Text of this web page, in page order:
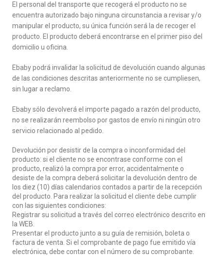
El personal del transporte que recogerá el producto no se
encuentra autorizado bajo ninguna circunstancia a revisar y/o
manipular el producto, su única función será la de recoger el
producto. El producto deberá encontrarse en el primer piso del
domicilio u oficina.
Ebaby podrá invalidar la solicitud de devolución cuando algunas
de las condiciones descritas anteriormente no se cumpliesen,
sin lugar a reclamo.
Ebaby sólo devolverá el importe pagado a razón del producto,
no se realizarán reembolso por gastos de envío ni ningún otro
servicio relacionado al pedido.
Devolución por desistir de la compra o inconformidad del
producto: si el cliente no se encontrase conforme con el
producto, realizó la compra por error, accidentalmente o
desiste de la compra deberá solicitar la devolución dentro de
los diez (10) días calendarios contados a partir de la recepción
del producto. Para realizar la solicitud el cliente debe cumplir
con las siguientes condiciones:
Registrar su solicitud a través del correo electrónico descrito en
la WEB.
Presentar el producto junto a su guía de remisión, boleta o
factura de venta. Si el comprobante de pago fue emitido vía
electrónica, debe contar con el número de su comprobante.